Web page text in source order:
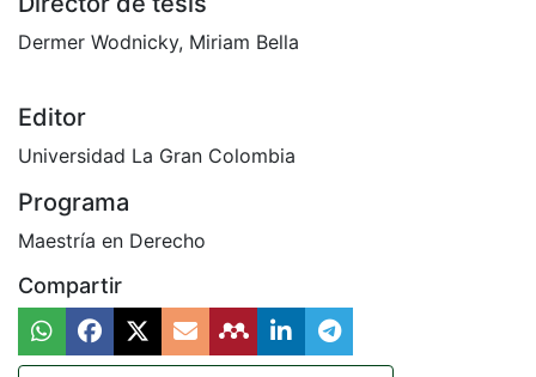
Dermer Wodnicky, Miriam Bella
Editor
Universidad La Gran Colombia
Programa
Maestría en Derecho
Compartir